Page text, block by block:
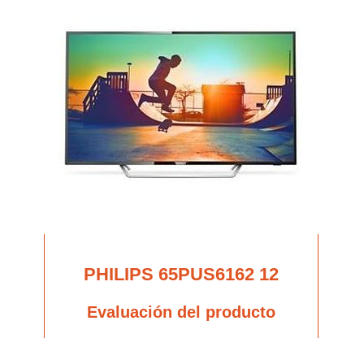
PHILIPS 65PUS6162 12
Evaluación del producto